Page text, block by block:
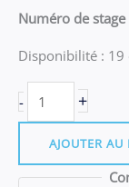
Numéro de stage
Disponibilité : 19
-
de
06.07
-
+
AJOUTER AU